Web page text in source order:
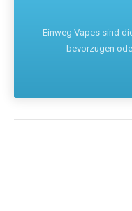
Einweg Vapes sind
bevorzugen